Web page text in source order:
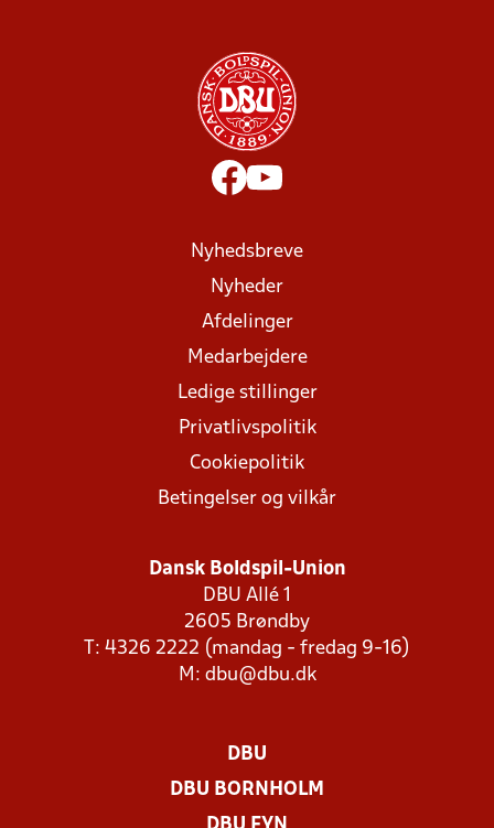
Nyhedsbreve
Nyheder
Afdelinger
Medarbejdere
Ledige stillinger
Privatlivspolitik
Cookiepolitik
Betingelser og vilkår
Dansk Boldspil-Union
DBU Allé 1
2605 Brøndby
T: 4326 2222 (mandag - fredag 9-16)
M: dbu@dbu.dk
DBU
DBU BORNHOLM